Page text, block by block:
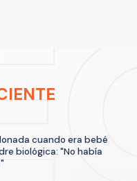
cuando era bebé
biológica: "No había